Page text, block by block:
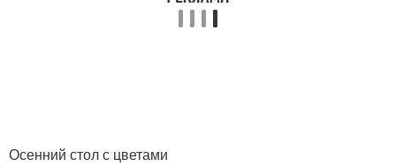
Осенний стол с цветами